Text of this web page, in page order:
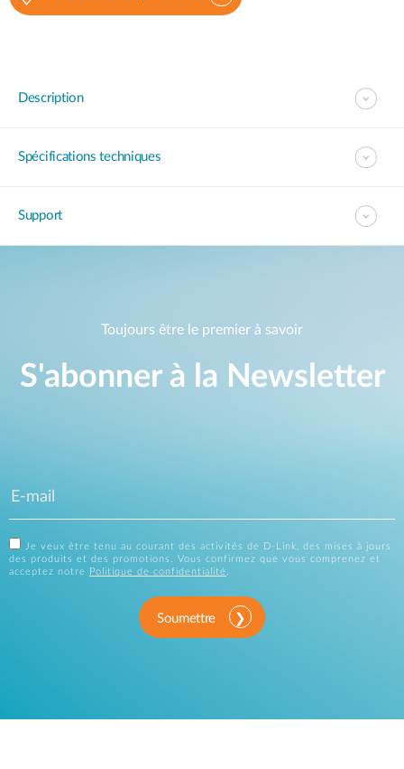
Description
Spécifications techniques
Support
Toujours être le premier à savoir
S'abonner à la Newsletter
Je veux être tenu au courant des activités de D-Link, des mises à jours
des produits et des promotions. Vous confirmez que vous comprenez et
acceptez notre
Politique de confidentialité.
Soumettre